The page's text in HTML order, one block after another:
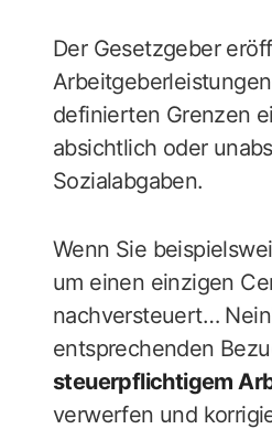
Der Gesetzgeber
definierten Grenzen
absichtlich oder
Sozialabgaben.
Wenn Sie
um einen einzigen
nachversteuert…
entsprechenden
steuerpflichtigem
verwerfen und